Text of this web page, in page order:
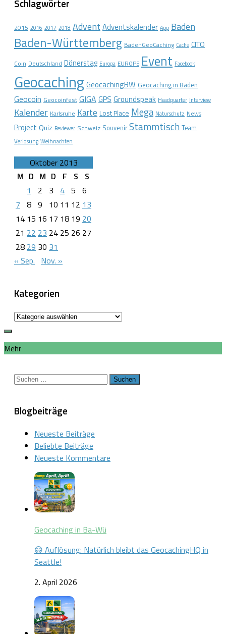
Schlagwörter
2015 2016 2017 2018 Advent Adventskalender App Baden
Baden-Württemberg BadenGeoCaching Cache CITO
Coin Deutschland Dönerstag Europa EUROPE Event Facebook
Geocaching GeocachingBW Geocaching in Baden
Geocoin Geocoinfest GIGA GPS Groundspeak Headquarter Interview
Kalender Karlsruhe Karte Lost Place Mega Naturschutz News
Project Quiz Reviewer Schweiz Souvenir Stammtisch Team
Verlosung Weihnachten
Oktober 2013
M D M D F S
S
1
2 3 4 5 6
7 8 9 10 11 12 13
14 15 16 17 18 19 20
21 22 23 24 25 26 27
28 29 30 31
« Sep. Nov. »
Kategorien
Kategorien
Mehr
Suchen
Blogbeiträge
Neueste Beiträge
Beliebte Beiträge
Neueste Kommentare
Geocaching in Ba-Wü
😄 Auflösung: Natürlich bleibt das GeocachingHQ in
Seattle!
2. April 2026